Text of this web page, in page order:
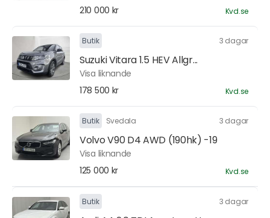
210 000 kr
Kvd.se
Butik 3 dagar
Suzuki Vitara 1.5 HEV Allgr...
Visa liknande
178 500 kr
Kvd.se
Butik Svedala 3 dagar
Volvo V90 D4 AWD (190hk) -19
Visa liknande
125 000 kr
Kvd.se
Butik 3 dagar